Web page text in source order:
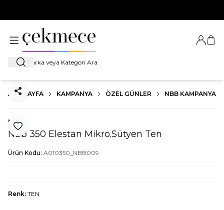
Ara
Giriş
ANA SAYFA KAMPANYA ÖZEL GÜNLER NBB KAMPANYA
Favoriye Ekle
Paylaş
Nbb
Nbb 350 Elestan Mikro.Sütyen Ten
Ürün Kodu: A010350_NBB009
Renk: TEN